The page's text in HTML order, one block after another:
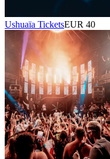
Ushuaïa TicketsEUR 40